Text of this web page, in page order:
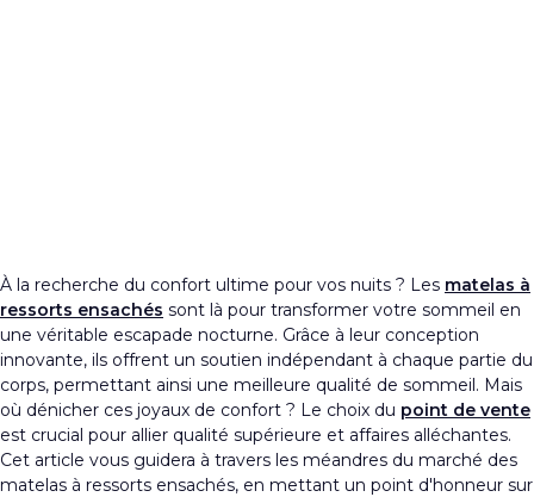
À la recherche du confort ultime pour vos nuits ? Les matelas à
ressorts ensachés sont là pour transformer votre sommeil en
une véritable escapade nocturne. Grâce à leur conception
innovante, ils offrent un soutien indépendant à chaque partie du
corps, permettant ainsi une meilleure qualité de sommeil. Mais
où dénicher ces joyaux de confort ? Le choix du point de vente
est crucial pour allier qualité supérieure et affaires alléchantes.
Cet article vous guidera à travers les méandres du marché des
matelas à ressorts ensachés, en mettant un point d'honneur sur